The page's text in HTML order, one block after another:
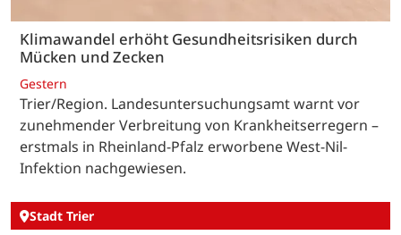
Klimawandel erhöht Gesundheitsrisiken durch
Mücken und Zecken
Gestern
Trier/Region. Landesuntersuchungsamt warnt vor
zunehmender Verbreitung von Krankheitserregern –
erstmals in Rheinland-Pfalz erworbene West-Nil-
Infektion nachgewiesen.
Stadt Trier